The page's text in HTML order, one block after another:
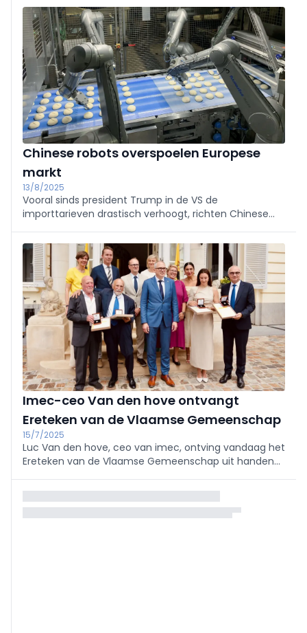
regionale verschillen: 73% van alle nieuwe robots werd
geïnstalleerd in Azië.
Chinese robots overspoelen Europese
markt
13/8/2025
Vooral sinds president Trump in de VS de
importtarieven drastisch verhoogt, richten Chinese
De Europese Commissie zag de voorbije maanden
een forse toename van de import.
Imec-ceo Van den hove ontvangt
Ereteken van de Vlaamse Gemeenschap
15/7/2025
Luc Van den hove, ceo van imec, ontving vandaag het
Ereteken van de Vlaamse Gemeenschap uit handen
De eretekens worden uitgereikt aan mensen die door
hun uitzonderlijke talenten ...